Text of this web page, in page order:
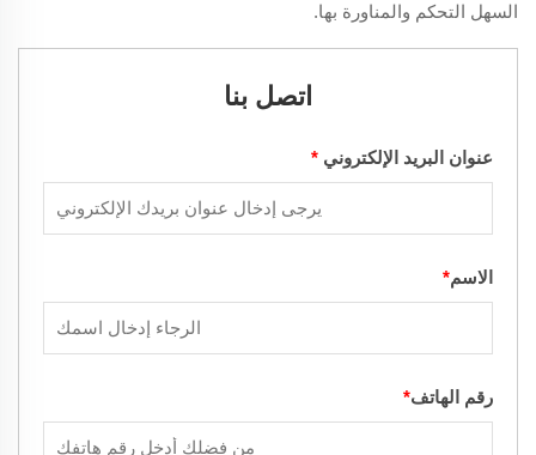
السهل التحكم والمناورة بها.
اتصل بنا
عنوان البريد الإلكتروني *
الاسم*
رقم الهاتف*